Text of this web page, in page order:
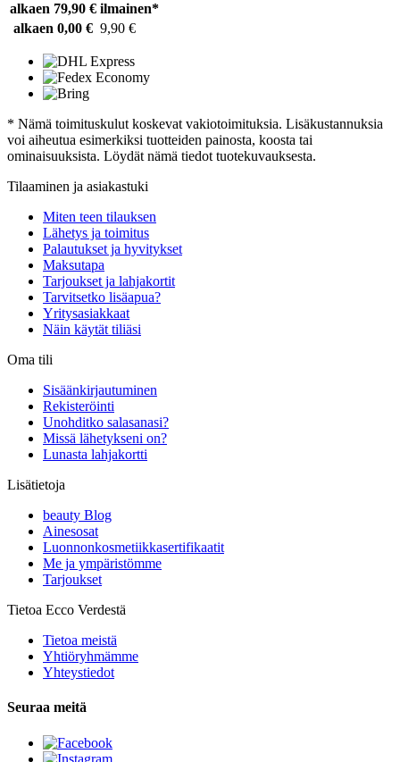
alkaen 79,90 € ilmainen*
alkaen 0,00 € 9,90 €
* Nämä toimituskulut koskevat vakiotoimituksia. Lisäkustannuksia
voi aiheutua esimerkiksi tuotteiden painosta, koosta tai
ominaisuuksista. Löydät nämä tiedot tuotekuvauksesta.
Tilaaminen ja asiakastuki
Miten teen tilauksen
Lähetys ja toimitus
Palautukset ja hyvitykset
Maksutapa
Tarjoukset ja lahjakortit
Tarvitsetko lisäapua?
Yritysasiakkaat
Näin käytät tiliäsi
Oma tili
Sisäänkirjautuminen
Rekisteröinti
Unohditko salasanasi?
Missä lähetykseni on?
Lunasta lahjakortti
Lisätietoja
beauty Blog
Ainesosat
Luonnonkosmetiikkasertifikaatit
Me ja ympäristömme
Tarjoukset
Tietoa Ecco Verdestä
Tietoa meistä
Yhtiöryhmämme
Yhteystiedot
Seuraa meitä